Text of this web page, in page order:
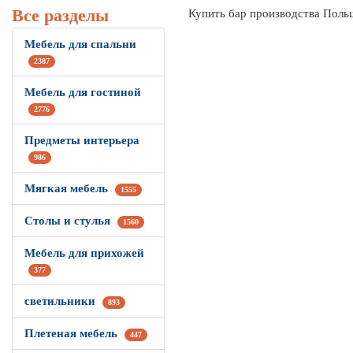
Все разделы
Мебель для спальни
2387
Мебель для гостиной
2776
Предметы интерьера
986
Мягкая мебель 1555
Столы и стулья 1560
Мебель для прихожей
377
светильники 893
Плетеная мебель 447
Купить бар производства